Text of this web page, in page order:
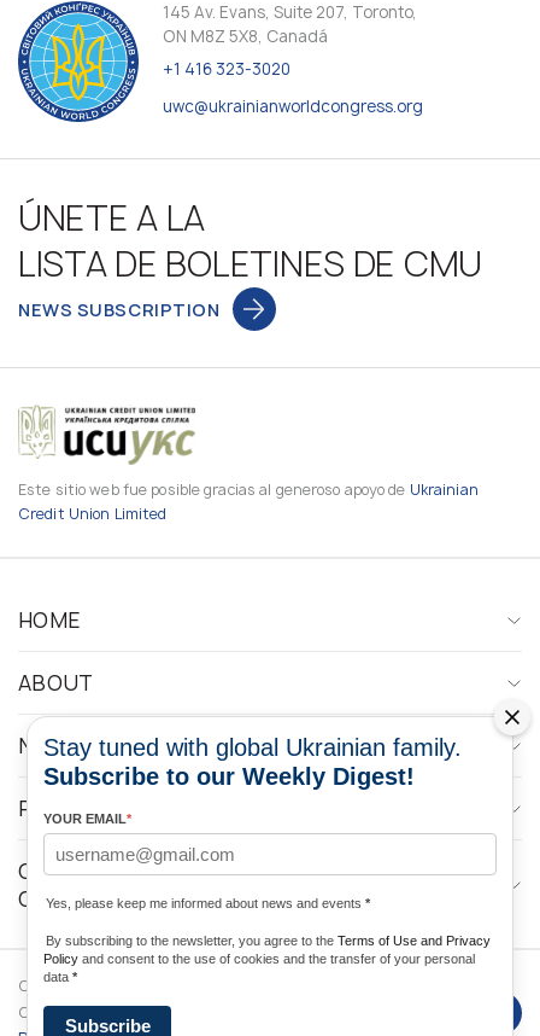
145 Av. Evans, Suite 207, Toronto,
ON M8Z 5X8, Canadá
+1 416 323-3020
uwc@ukrainianworldcongress.org
ÚNETE A LA
LISTA DE BOLETINES DE CMU
NEWS SUBSCRIPTION
Este sitio web fue posible gracias al generoso apoyo de Ukrainian
Credit Union Limited
HOME
ABOUT
NEWS
PROGRAMS
CONTACTOS DE LOS MEDIOS DE
COMUNICACIÓN
Copyright © 2026 Ukrainian World
Congress. Desarrollado por
Stay tuned with global Ukrainian family.
Subscribe to our Weekly Digest!
YOUR EMAIL*
Yes, please keep me informed about news and events *
By subscribing to the newsletter, you agree to the Terms of Use and Privacy
Policy and consent to the use of cookies and the transfer of your personal
data *
Subscribe